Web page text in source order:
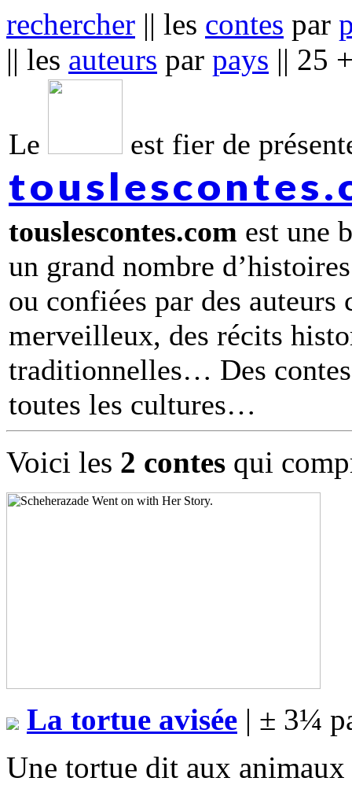
rechercher || les contes par
|| les auteurs par pays || 25
Le est fier de
touslescontes.com est une
un grand nombre
ou confiées par des
merveilleux, des récits
traditionnelles… Des
toutes les cultures
Voici les 2 contes qui
La tortue avisée | ± 3¼
Une tortue dit aux animaux